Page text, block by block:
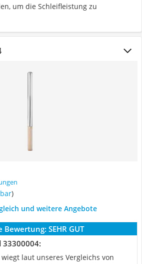
um die Schleifleistung zu
)
und weitere Angebote
Bewertung: SEHR GUT
33300004:
laut unseres Vergleichs von